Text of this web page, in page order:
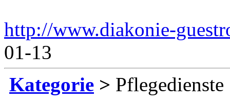
http://www.diakonie-
01-13
Kategorie > Pflegedienste